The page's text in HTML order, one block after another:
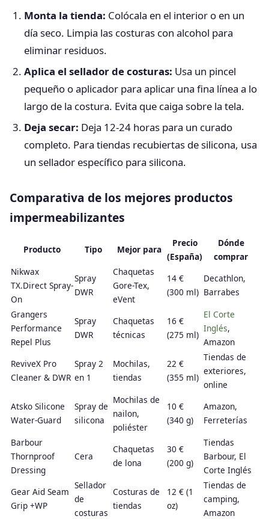
Monta la tienda: Colócala en el interior o en un
día seco. Limpia las costuras con alcohol para
eliminar residuos.
Aplica el sellador de costuras: Usa un pincel
pequeño o aplicador para aplicar una fina línea a lo
largo de la costura. Evita que caiga sobre la tela.
Deja secar: Deja 12-24 horas para un curado
completo. Para tiendas recubiertas de silicona, usa
un sellador específico para silicona.
Comparativa de los mejores productos
impermeabilizantes
Producto Tipo Mejor para
Precio
(España)
Dónde
comprar
Nikwax
TX.Direct Spray-
On
Spray
DWR
Chaquetas
Gore-Tex,
eVent
14 €
(300 ml)
Decathlon,
Barrabes
Grangers
Performance
Repel Plus
Spray
DWR
Chaquetas
técnicas
16 €
(275 ml)
El Corte
Inglés,
Amazon
ReviveX Pro
Cleaner & DWR
Spray 2
en 1
Mochilas,
tiendas
22 €
(355 ml)
Tiendas de
exteriores,
online
Atsko Silicone
Water-Guard
Spray de
silicona
Mochilas de
nailon,
poliéster
10 €
(340 g)
Amazon,
Ferreterías
Barbour
Thornproof
Dressing
Cera
Chaquetas
de lona
30 €
(200 g)
Tiendas
Barbour, El
Corte Inglés
Gear Aid Seam
Grip +WP
Sellador
de
costuras
Costuras de
tiendas
12 € (1
oz)
Tiendas de
camping,
Amazon